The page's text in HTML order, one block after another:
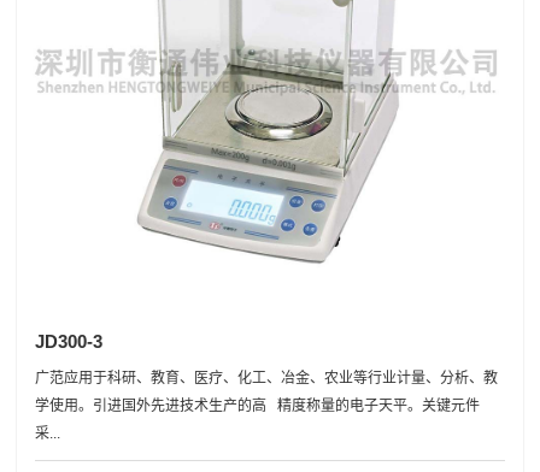
JD300-3
广范应用于科研、教育、医疗、化工、冶金、农业等行业计量、分析、教
学使用。引进国外先进技术生产的高 精度称量的电子天平。关键元件
采...